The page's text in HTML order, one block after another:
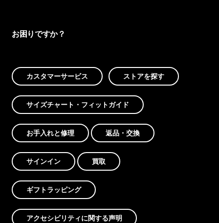
お困りですか？
カスタマーサービス ストアを探す
サイズチャート・フィットガイド
お手入れと修理 返品・交換
サインイン 買取
ギフトラッピング
アクセシビリティに関する声明